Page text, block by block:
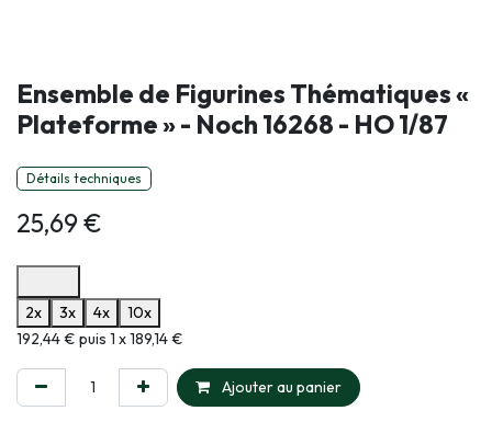
Ensemble de Figurines Thématiques «
Plateforme » - Noch 16268 - HO 1/87
Détails techniques
25,69€
2x
3x 4x
10x
Informations sur le plan de paiement sélectionné
192,44 € puis 1 x 189,14 €
Ajouter au panier